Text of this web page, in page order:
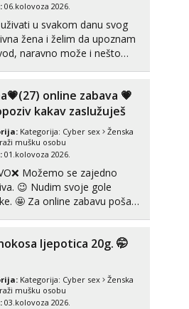
677- Kod: #142
min
min
:)
677- Kod: #69
min
me kada se oslobodi
:)
predgrađa traži...
min
me kada se oslobodi
06.kolovoza 2026.
u svakom danu svog
žena i želim da upoznam
naravno može i nešto
online zabava 💗
kakav zaslužuješ
Kategorija: Cyber sex
Ženska
mušku osobu
01.kolovoza 2026.
😉 Nudim svoje gole
🤩 Za online zabavu pošalji
vidjeti na videopozivu. 😉 S vama sam vec 5 ...
ljepotica 20g. 🤭
Kategorija: Cyber sex
Ženska
mušku osobu
03.kolovoza 2026.